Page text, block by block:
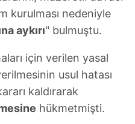
kurulması nedeniyle
aykırı" bulmuştu.
için verilen yasal
usul hatası
kaldırarak
hükmetmişti.